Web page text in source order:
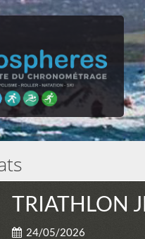
TRIATHLON
24/05/2026